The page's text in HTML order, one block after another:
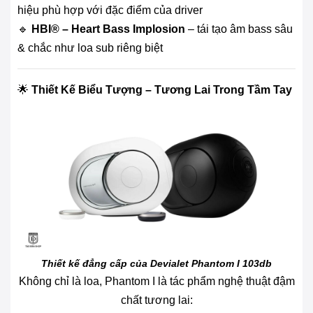
hiệu phù hợp với đặc điểm của driver
🔹
HBI® – Heart Bass Implosion – tái tạo âm bass sâu
& chắc như loa sub riêng biệt
🌟 Thiết Kế Biểu Tượng – Tương Lai Trong Tầm Tay
Thiết kế đẳng cấp của Devialet Phantom I 103db
Không chỉ là loa, Phantom I là tác phẩm nghệ thuật đậm
chất tương lai: